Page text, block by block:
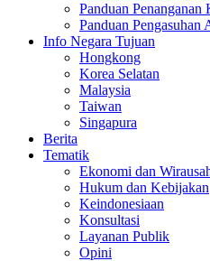
Panduan Penanganan
Panduan Pengasuhan
Info Negara Tujuan
Hongkong
Korea Selatan
Malaysia
Taiwan
Singapura
Berita
Tematik
Ekonomi dan
Hukum dan Kebijakan
Keindonesiaan
Konsultasi
Layanan Publik
Opini